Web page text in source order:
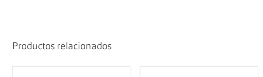
Productos relacionados